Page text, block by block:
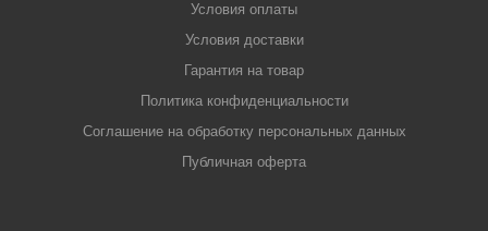
Условия оплаты
Условия доставки
Гарантия на товар
Политика конфиденциальности
Соглашение на обработку персональных данных
Публичная оферта